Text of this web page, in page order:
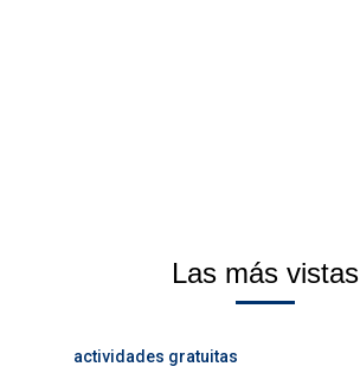
Las más vistas
actividades gratuitas